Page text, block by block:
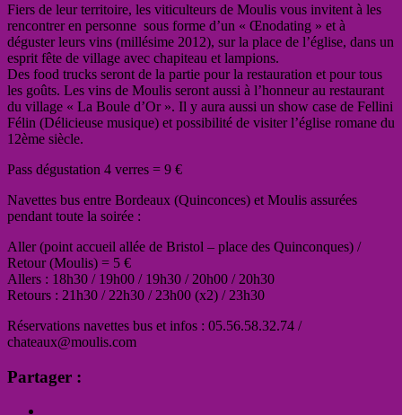
Fiers de leur territoire, les viticulteurs de Moulis vous invitent à les
rencontrer en personne sous forme d’un « Œnodating » et à
déguster leurs vins (millésime 2012), sur la place de l’église, dans un
esprit fête de village avec chapiteau et lampions.
Des food trucks seront de la partie pour la restauration et pour tous
les goûts. Les vins de Moulis seront aussi à l’honneur au restaurant
du village « La Boule d’Or ». Il y aura aussi un show case de Fellini
Félin (Délicieuse musique) et possibilité de visiter l’église romane du
12ème siècle.
Pass dégustation 4 verres = 9 €
Navettes bus entre Bordeaux (Quinconces) et Moulis assurées
pendant toute la soirée :
Aller (point accueil allée de Bristol – place des Quinconques) /
Retour (Moulis) = 5 €
Allers : 18h30 / 19h00 / 19h30 / 20h00 / 20h30
Retours : 21h30 / 22h30 / 23h00 (x2) / 23h30
Réservations navettes bus et infos : 05.56.58.32.74 /
chateaux@moulis.com
Partager :